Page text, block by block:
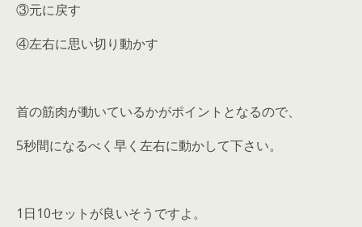
③元に戻す
④左右に思い切り動かす
首の筋肉が動いているかがポイントとなるので、
5秒間になるべく早く左右に動かして下さい。
1日10セットが良いそうですよ。